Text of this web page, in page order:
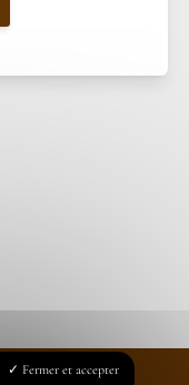
Fermer et accepter